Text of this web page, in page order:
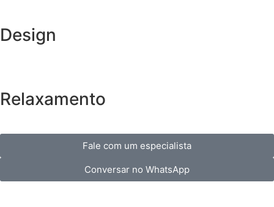
Design
Relaxamento
Fale com um especialista
Conversar no WhatsApp